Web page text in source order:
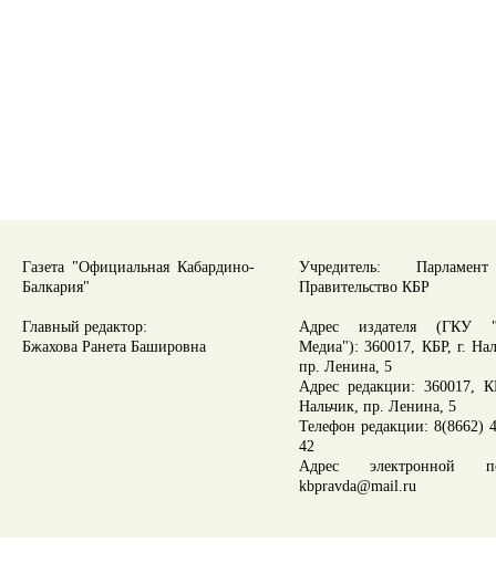
Газета "Официальная Кабардино-
Балкария"
Главный редактор:
Бжахова Ранета Башировна
Учредитель:
Правительство КБР
Адрес издателя (ГКУ
Медиа"): 360017, КБР, г.
пр. Ленина, 5
Адрес редакции: 360017,
Нальчик, пр. Ленина, 5
Телефон редакции: 8(8662)
42
Адрес электронной
kbpravda@mail.ru